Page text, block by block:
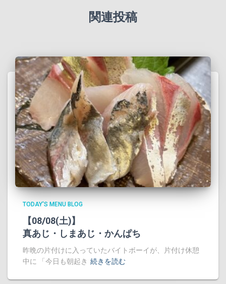
関連投稿
TODAY'S MENU BLOG
【08/08(土)】
真あじ・しまあじ・かんぱち
昨晩の片付けに入っていたバイトボーイが、片付け休憩
中に 「今日も朝起き 続きを読む